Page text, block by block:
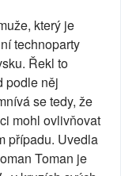
který je
technoparty
Řekl to
podle něj
se tedy, že
mohl ovlivňovat
případu. Uvedla
Toman je